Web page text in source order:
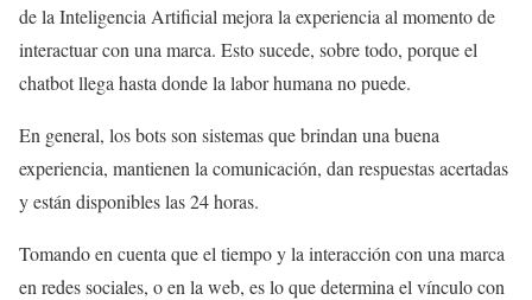
de la Inteligencia Artificial mejora la experiencia al momento de
interactuar con una marca. Esto sucede, sobre todo, porque el
chatbot llega hasta donde la labor humana no puede.
En general, los bots son sistemas que brindan una buena
experiencia, mantienen la comunicación, dan respuestas acertadas
y están disponibles las 24 horas.
Tomando en cuenta que el tiempo y la interacción con una marca
en redes sociales, o en la web, es lo que determina el vínculo con